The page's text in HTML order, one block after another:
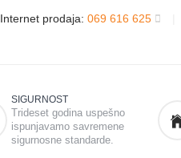
Internet prodaja: 069 616 625
SIGURNOST
Trideset godina uspešno
ispunjavamo savremene
sigurnosne standarde.